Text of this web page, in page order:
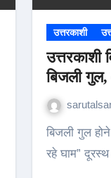
उत्तरकाशी
उत्तरकाशी
बिजली
बिजली गुल होने से दफ्तर पड़े विरान, सैकड़ों कर्मचारी “ताप
रहे घाम”